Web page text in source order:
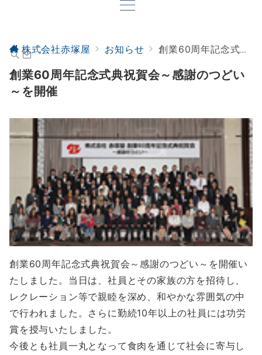
株式会社赤塚屋 お知らせ 創業60周年記念式典祝賀会～感謝のつどい～を開催
創業60周年記念式典祝賀会～感謝のつどい
～を開催
創業60周年記念式典祝賀会～感謝のつどい～を開催い
たしました。当日は、社員とその家族の方を招待し、
レクレーション等で親睦を深め、和やかな雰囲気の中
で行われました。さらに勤続10年以上の社員には功労
賞を授与いたしました。
今後とも社員一丸となって食肉を通じて社会に寄与し